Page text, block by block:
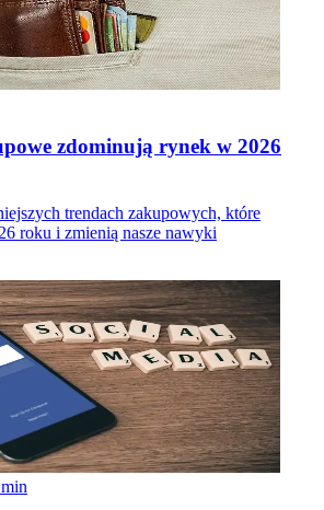
zdominują rynek w 2026
trendach zakupowych, które
roku i zmienią nasze nawyki
min